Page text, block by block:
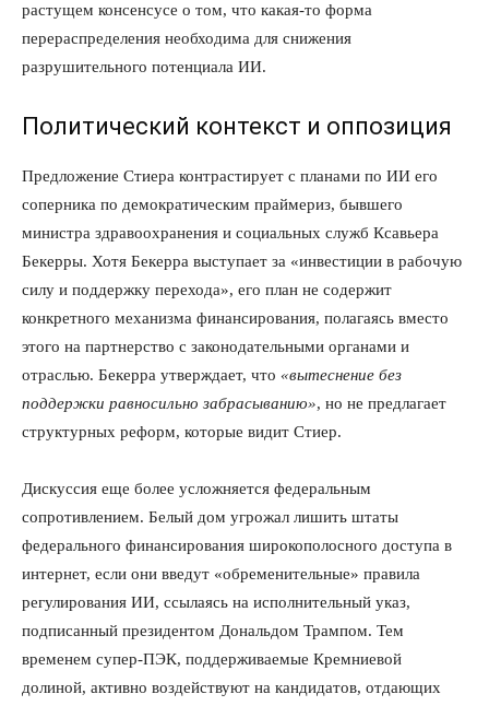
растущем консенсусе о том, что какая-то форма
перераспределения необходима для снижения
разрушительного потенциала ИИ.
Политический контекст и оппозиция
Предложение Стиера контрастирует с планами по ИИ его
соперника по демократическим праймериз, бывшего
министра здравоохранения и социальных служб Ксавьера
Бекерры. Хотя Бекерра выступает за «инвестиции в рабочую
силу и поддержку перехода», его план не содержит
конкретного механизма финансирования, полагаясь вместо
этого на партнерство с законодательными органами и
отраслью. Бекерра утверждает, что «вытеснение без
поддержки равносильно забрасыванию», но не предлагает
структурных реформ, которые видит Стиер.
Дискуссия еще более усложняется федеральным
сопротивлением. Белый дом угрожал лишить штаты
федерального финансирования широкополосного доступа в
интернет, если они введут «обременительные» правила
регулирования ИИ, ссылаясь на исполнительный указ,
подписанный президентом Дональдом Трампом. Тем
временем супер-ПЭК, поддерживаемые Кремниевой
долиной, активно воздействуют на кандидатов, отдающих